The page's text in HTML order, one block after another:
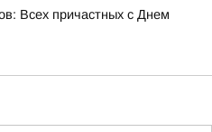
Всех причастных с Днем